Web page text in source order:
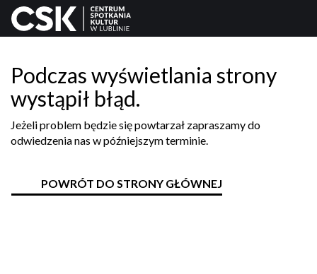
Podczas wyświetlania strony
wystąpił błąd.
Jeżeli problem będzie się powtarzał zapraszamy do
odwiedzenia nas w późniejszym terminie.
POWRÓT DO STRONY GŁÓWNEJ